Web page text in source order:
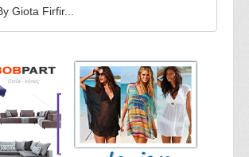
Giota Firfir...